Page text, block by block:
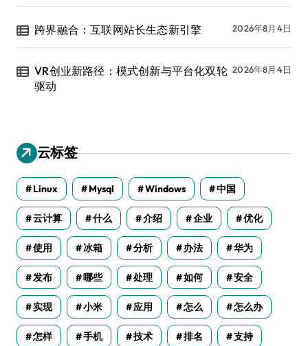
跨界融合：互联网站长生态新引擎 2026年8月4日
VR创业新路径：模式创新与平台化双轮
驱动
2026年8月4日
云标签
Linux Mysql Windows 中国
云计算 什么 介绍 企业 优化
使用 冰箱 分析 办法 华为
发布 哪些 处理 如何 安全
实现 小米 应用 怎么 怎么办
怎样 手机 技术 排名 支持